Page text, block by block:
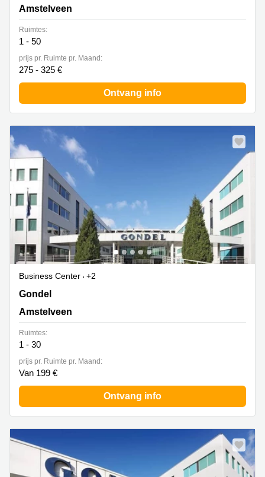
Amstelveen
Ruimtes:
1 - 50
prijs pr. Ruimte pr. Maand:
275 - 325 €
Ontvang info
Business Center
+2
Gondel 1, Amstelveen
Gondel
Amstelveen
Ruimtes:
1 - 30
prijs pr. Ruimte pr. Maand:
Van 199 €
Ontvang info